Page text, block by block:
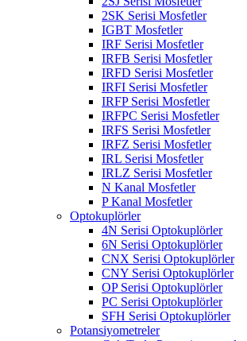
2SK Serisi Mosfetler
IGBT Mosfetler
IRF Serisi Mosfetler
IRFB Serisi Mosfetler
IRFD Serisi Mosfetler
IRFI Serisi Mosfetler
IRFP Serisi Mosfetler
IRFPC Serisi Mosfetler
IRFS Serisi Mosfetler
IRFZ Serisi Mosfetler
IRL Serisi Mosfetler
IRLZ Serisi Mosfetler
N Kanal Mosfetler
P Kanal Mosfetler
Optokuplörler
4N Serisi Optokuplörler
6N Serisi Optokuplörler
CNX Serisi Optokuplörler
CNY Serisi Optokuplörler
OP Serisi Optokuplörler
PC Serisi Optokuplörler
SFH Serisi Optokuplörler
Potansiyometreler